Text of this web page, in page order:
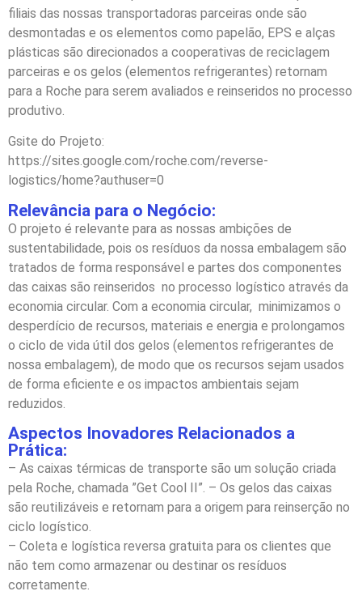
filiais das nossas transportadoras parceiras onde são
desmontadas e os elementos como papelão, EPS e alças
plásticas são direcionados a cooperativas de reciclagem
parceiras e os gelos (elementos refrigerantes) retornam
para a Roche para serem avaliados e reinseridos no processo
produtivo.
Gsite do Projeto:
https://sites.google.com/roche.com/reverse-
logistics/home?authuser=0
Relevância para o Negócio:
O projeto é relevante para as nossas ambições de
sustentabilidade, pois os resíduos da nossa embalagem são
tratados de forma responsável e partes dos componentes
das caixas são reinseridos no processo logístico através da
economia circular. Com a economia circular, minimizamos o
desperdício de recursos, materiais e energia e prolongamos
o ciclo de vida útil dos gelos (elementos refrigerantes de
nossa embalagem), de modo que os recursos sejam usados
de forma eficiente e os impactos ambientais sejam
reduzidos.
Aspectos Inovadores Relacionados a
Prática:
– As caixas térmicas de transporte são um solução criada
pela Roche, chamada ”Get Cool II”. – Os gelos das caixas
são reutilizáveis e retornam para a origem para reinserção no
ciclo logístico.
– Coleta e logística reversa gratuita para os clientes que
não tem como armazenar ou destinar os resíduos
corretamente.